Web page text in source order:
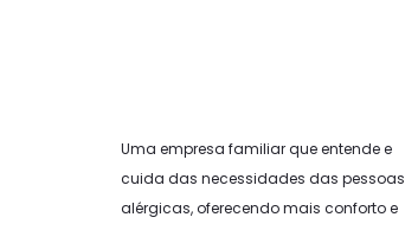
Uma empresa familiar que entende e
cuida das necessidades das pessoas
alérgicas, oferecendo mais conforto e